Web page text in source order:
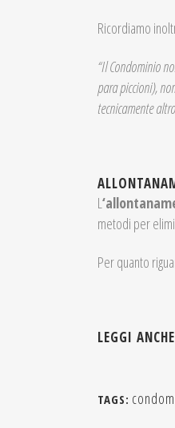
Ricordiamo
“Il Condominio
para piccioni),
tecnicamente
L
metodi per
Per quanto
LEGGI
TAGS: